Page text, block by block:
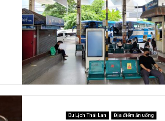
Du Lịch Thái Lan Địa điểm ăn uống